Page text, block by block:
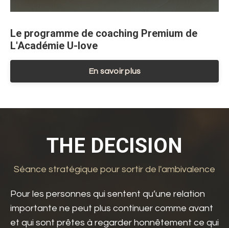
Le programme de coaching Premium de
L'Académie U-love
En savoir plus
THE DECISION
Séance stratégique pour sortir de l'ambivalence
Pour les personnes qui sentent qu’une relation
importante ne peut plus continuer comme avant
et qui sont prêtes à regarder honnêtement ce qui